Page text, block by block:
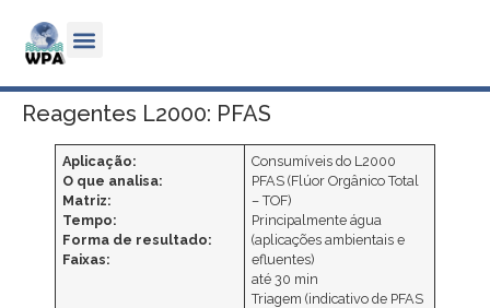
Reagentes L2000: PFAS
Aplicação:
O que analisa:
Matriz:
Tempo:
Forma de resultado:
Faixas:
Consumíveis do L2000
PFAS (Flúor Orgânico Total
– TOF)
Principalmente água
(aplicações ambientais e
efluentes)
até 30 min
Triagem (indicativo de PFAS